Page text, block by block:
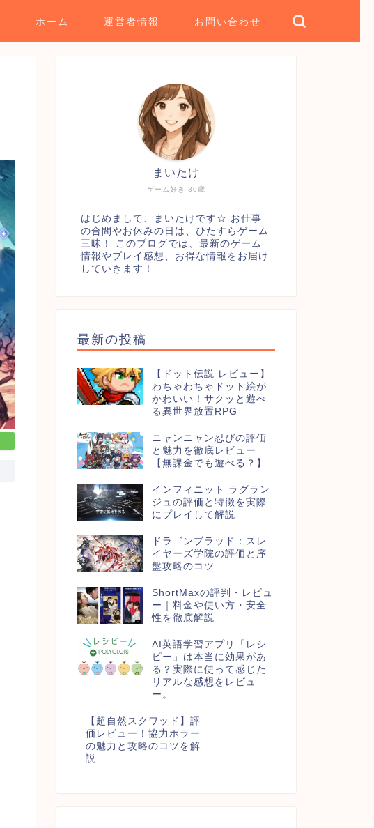
ホーム 運営者情報 お問い合わせ
ゲーム好き 30歳
まいたけ
はじめまして、まいたけです☆ お仕事
の合間やお休みの日は、ひたすらゲーム
三昧！ このブログでは、最新のゲーム
情報やプレイ感想、お得な情報をお届け
していきます！
最新の投稿
【ドット伝説 レビュー】
わちゃわちゃドット絵が
かわいい！サクッと遊べ
る異世界放置RPG
ニャンニャン忍びの評価
と魅力を徹底レビュー
【無課金でも遊べる？】
インフィニット ラグラン
ジュの評価と特徴を実際
にプレイして解説
ドラゴンブラッド：スレ
イヤーズ学院の評価と序
盤攻略のコツ
ShortMaxの評判・レビュ
ー｜料金や使い方・安全
性を徹底解説
AI英語学習アプリ「レシ
ピー」は本当に効果があ
る？実際に使って感じた
リアルな感想をレビュ
ー。
【超自然スクワッド】評
価レビュー！協力ホラー
の魅力と攻略のコツを解
説